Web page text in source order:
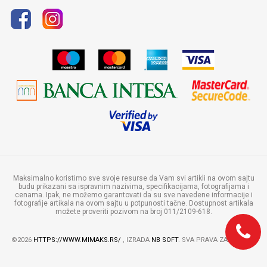
Maksimalno koristimo sve svoje resurse da Vam svi artikli na ovom sajtu
budu prikazani sa ispravnim nazivima, specifikacijama, fotografijama i
cenama. Ipak, ne možemo garantovati da su sve navedene informacije i
fotografije artikala na ovom sajtu u potpunosti tačne. Dostupnost artikala
možete proveriti pozivom na broj 011/2109-618.
©2026 HTTPS://WWW.MIMAKS.RS/ , IZRADA NB SOFT. SVA PRAVA ZADRŽANA.